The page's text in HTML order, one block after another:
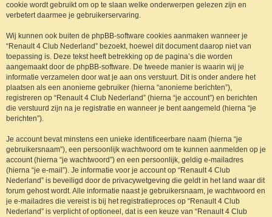
cookie wordt gebruikt om op te slaan welke onderwerpen gelezen zijn en
verbetert daarmee je gebruikerservaring.
Wij kunnen ook buiten de phpBB-software cookies aanmaken wanneer je
“Renault 4 Club Nederland” bezoekt, hoewel dit document daarop niet van
toepassing is. Deze tekst heeft betrekking op de pagina’s die worden
aangemaakt door de phpBB-software. De tweede manier is waarin wij je
informatie verzamelen door wat je aan ons verstuurt. Dit is onder andere het
plaatsen als een anonieme gebruiker (hierna “anonieme berichten”),
registreren op “Renault 4 Club Nederland” (hierna “je account”) en berichten
die verstuurd zijn na je registratie en wanneer je bent aangemeld (hierna “je
berichten”).
Je account bevat minstens een unieke identificeerbare naam (hierna “je
gebruikersnaam”), een persoonlijk wachtwoord om te kunnen aanmelden op je
account (hierna “je wachtwoord”) en een persoonlijk, geldig e-mailadres
(hierna “je e-mail”). Je informatie voor je account op “Renault 4 Club
Nederland” is beveiligd door de privacywetgeving die geldt in het land waar dit
forum gehost wordt. Alle informatie naast je gebruikersnaam, je wachtwoord en
je e-mailadres die vereist is bij het registratieproces op “Renault 4 Club
Nederland” is verplicht of optioneel, dat is een keuze van “Renault 4 Club